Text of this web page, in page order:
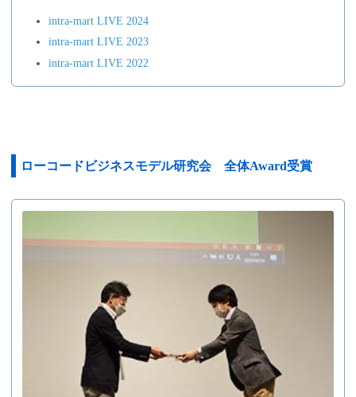
intra-mart LIVE 2024
intra-mart LIVE 2023
intra-mart LIVE 2022
ローコードビジネスモデル研究会 全体Award受賞